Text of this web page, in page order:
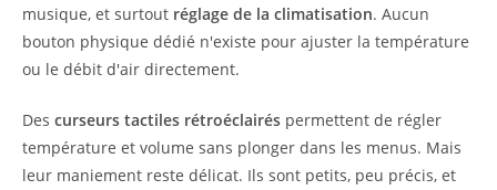
musique, et surtout réglage de la climatisation. Aucun
bouton physique dédié n'existe pour ajuster la température
ou le débit d'air directement.
Des curseurs tactiles rétroéclairés permettent de régler
température et volume sans plonger dans les menus. Mais
leur maniement reste délicat. Ils sont petits, peu précis, et